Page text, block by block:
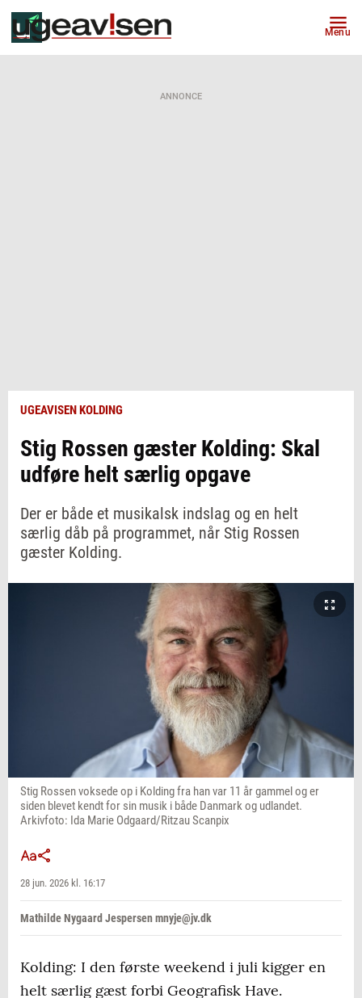
Menu
ANNONCE
UGEAVISEN KOLDING
Stig Rossen gæster Kolding: Skal
udføre helt særlig opgave
Der er både et musikalsk indslag og en helt
særlig dåb på programmet, når Stig Rossen
gæster Kolding.
Stig Rossen voksede op i Kolding fra han var 11 år gammel og er
siden blevet kendt for sin musik i både Danmark og udlandet.
Arkivfoto: Ida Marie Odgaard/Ritzau Scanpix
28 jun. 2026 kl. 16:17
Mathilde Nygaard Jespersen mnyje@jv.dk
Kolding: I den første weekend i juli kigger en
helt særlig gæst forbi Geografisk Have.